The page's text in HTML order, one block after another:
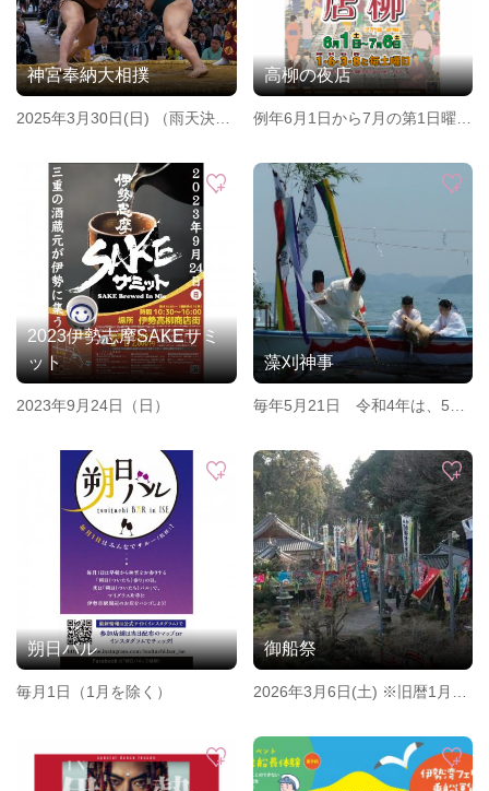
神宮奉納大相撲
2025年3月30日(日) （雨天決
高柳の夜店
例年6月1日から7月の第1日曜日
と毎週土曜日
2023伊勢志摩SAKEサミ
ット
2023年9月24日（日）
藻刈神事
毎年5月21日 令和4年は、5月
朔日バル
毎月1日（1月を除く）
御船祭
2026年3月6日(土) ※旧暦1月18